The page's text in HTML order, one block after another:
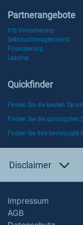
Partnerangebote
Kfz-Versicherung
Gebrauchtwagenmarkt
Finanzierung
Leasing
Quickfinder
Finden Sie die besten
Finden Sie die günstigsten
Finden Sie Ihre bevorzugte
Disclaimer
Impressum
AGB